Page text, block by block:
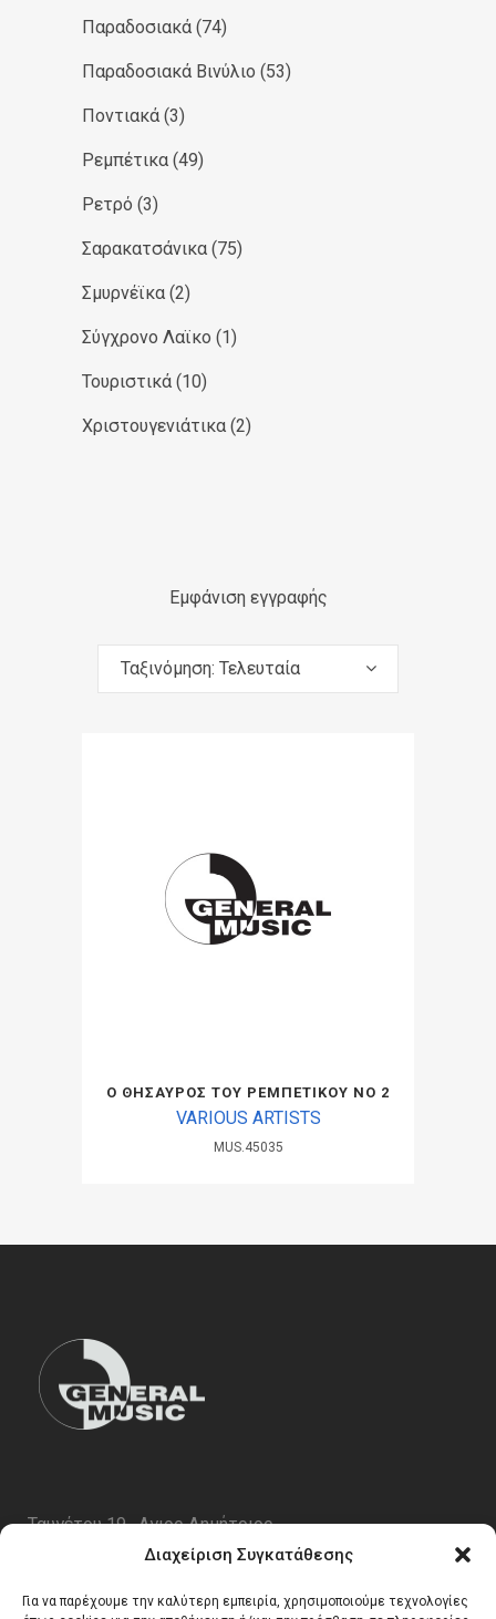
Διαχείριση Συγκατάθεσης
Για να παρέχουμε την καλύτερη εμπειρία, χρησιμοποιούμε τεχνολογίες
Παραδοσιακά (74)
Παραδοσιακά Βινύλιο (53)
Ποντιακά (3)
Ρεμπέτικα (49)
Ρετρό (3)
Σαρακατσάνικα (75)
Σμυρνέϊκα (2)
Σύγχρονο Λαϊκο (1)
Τουριστικά (10)
Χριστουγενιάτικα (2)
Εμφάνιση εγγραφής
Ταξινόμηση: Τελευταία
Ο ΘΗΣΑΥΡΟΣ ΤΟΥ ΡΕΜΠΕΤΙΚΟΥ ΝΟ 2
VARIOUS ARTISTS
MUS.45035
Ταυγέτου 19 , Αγιος Δημήτριος
email:info@generalmusic.gr